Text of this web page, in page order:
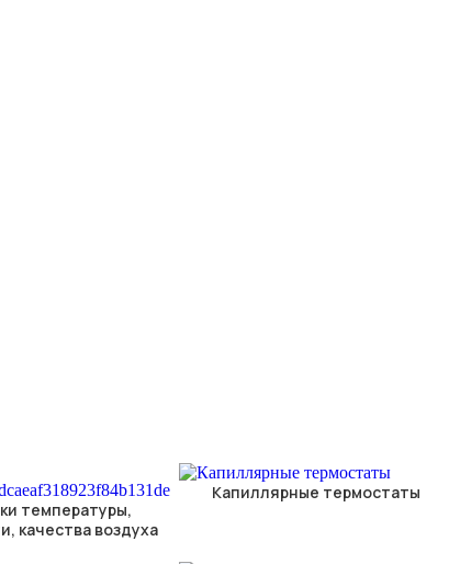
температуры,
качества воздуха
Капиллярные термостаты